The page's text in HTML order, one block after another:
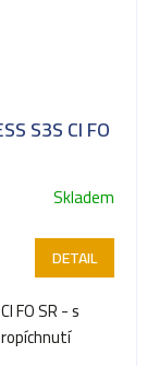
S3S CI FO
Skladem
DETAIL
FO SR - s